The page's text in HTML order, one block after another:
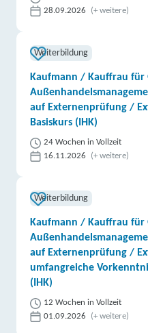
28.09.2026
(+ weitere)
Weiterbildung
Kaufmann / Kauffrau für
auf Externenprüfung /
Basiskurs (IHK)
24 Wochen in Vollzeit
16.11.2026
(+ weitere)
Weiterbildung
Kaufmann / Kauffrau für
auf Externenprüfung /
umfangreiche
(IHK)
12 Wochen in Vollzeit
01.09.2026
(+ weitere)